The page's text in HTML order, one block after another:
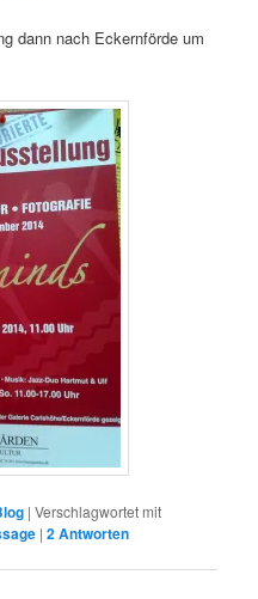
dann nach Eckernförde um
|Verschlagwortet mit
|2Antworten